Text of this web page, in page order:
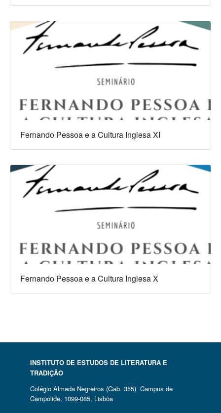
Fernando Pessoa e a Cultura Inglesa XI
Fernando Pessoa e a Cultura Inglesa X
INSTITUTO DE ESTUDOS DE LITERATURA E
TRADIÇÃO
Colégio Almada Negreiros (Gab. 355) Campus de
Campolide, 1099-085, Lisboa